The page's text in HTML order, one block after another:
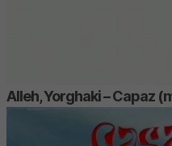
Alleh, Yorghaki – Capaz